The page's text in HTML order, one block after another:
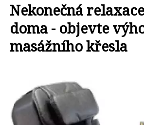
Nekonečná
doma - objevte
masážního křesla